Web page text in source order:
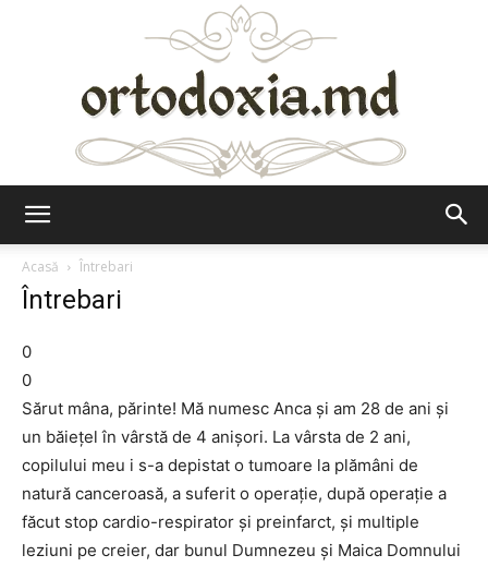
Acasă
Întrebari
Întrebari
0
0
Sărut mâna, părinte! Mă numesc Anca şi am 28 de ani şi
un băieţel în vârstă de 4 anişori. La vârsta de 2 ani,
copilului meu i s-a depistat o tumoare la plămâni de
natură canceroasă, a suferit o operaţie, după operaţie a
făcut stop cardio-respirator şi preinfarct, şi multiple
leziuni pe creier, dar bunul Dumnezeu şi Maica Domnului